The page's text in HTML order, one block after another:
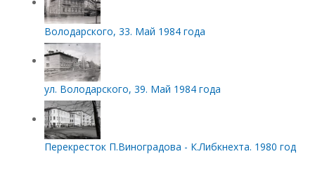
Володарского, 33. Май 1984 года
ул. Володарского, 39. Май 1984 года
Перекресток П.Виноградова - К.Либкнехта. 1980 год